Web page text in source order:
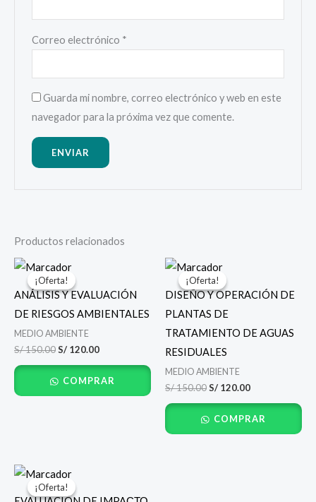
Correo electrónico *
Guarda mi nombre, correo electrónico y web en este
navegador para la próxima vez que comente.
Productos relacionados
¡Oferta!
¡Oferta!
ANÁLISIS Y EVALUACIÓN
DE RIESGOS AMBIENTALES
MEDIO AMBIENTE
S/150.00
El
precio
original
era:
S/ 150.00.
S/ 120.00
actual
es:
S/ 120.00.
COMPRAR
¡Oferta!
¡Oferta!
DISEÑO Y OPERACIÓN DE
PLANTAS DE
TRATAMIENTO DE AGUAS
RESIDUALES
MEDIO AMBIENTE
S/150.00
El
precio
original
era:
S/ 150.00.
S/ 120.00
actual
es:
COMPRAR
¡Oferta!
¡Oferta!
El
precio
original